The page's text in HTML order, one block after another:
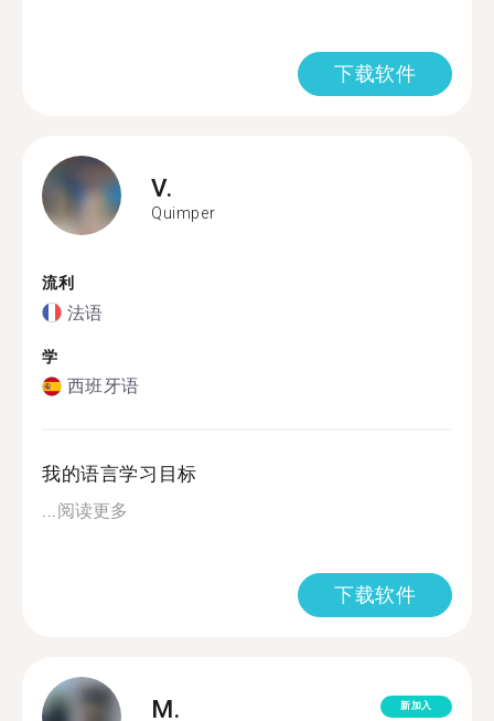
下载软件
V.
Quimper
流利
法语
学
西班牙语
我的语言学习目标
...阅读更多
下载软件
M. 新加入